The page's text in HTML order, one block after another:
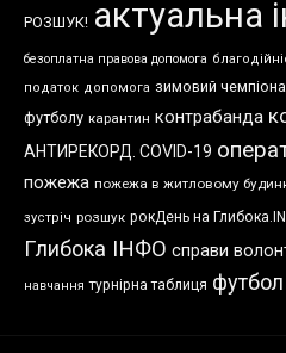
РОЗШУК! актуальна
безоплатна правова допомога
податок допомога зимовий
футболу карантин контрабанда
АНТИРЕКОРД. COVID-19
пожежа пожежа в житловому
зустріч розшук рокДень на
Глибока ІНФО справи
навчання турнірна таблиця футбол